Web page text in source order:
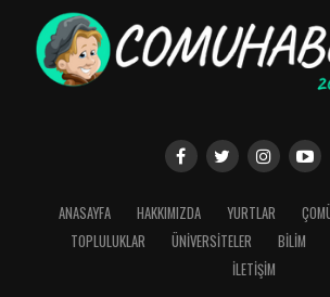
ANASAYFA HAKKIMIZDA YURTLAR
TOPLULUKLAR
ÜNİVERSİTELER BİLİM
İLETİŞİM